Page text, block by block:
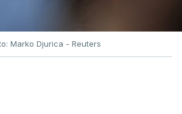
Marko Djurica - Reuters